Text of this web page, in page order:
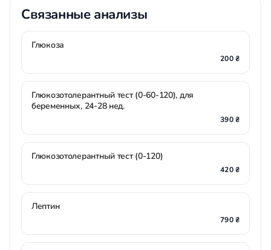
Связанные анализы
Глюкоза
200 ₴
Глюкозотолерантный тест (0-60-120), для
беременных, 24-28 нед.
390 ₴
Глюкозотолерантный тест (0-120)
420 ₴
Лептин
790 ₴